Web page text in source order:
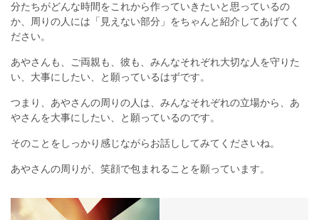
分たちがどんな時間をこれから作っていきたいと思っているの
か、周りの人には「見えない部分」をちゃんと紹介してあげてく
ださい。
あやさんも、ご両親も、彼も、みんなそれぞれ大切な人を守りた
い、大事にしたい、と願っているはずです。
つまり、あやさんの周りの人は、みんなそれぞれの立場から、あ
やさんを大事にしたい、と願っているのです。
そのことをしっかり感じながらお話ししてみてくださいね。
あやさんの周りが、笑顔で包まれることを願っています。